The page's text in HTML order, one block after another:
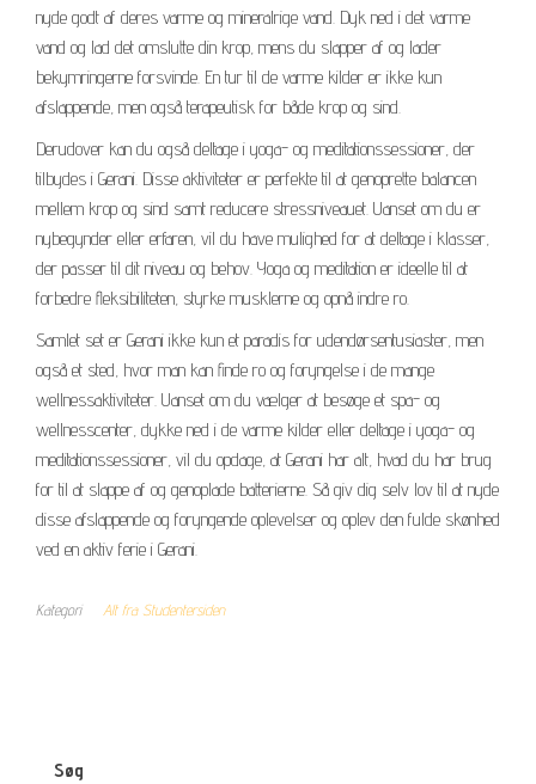
nyde godt af deres varme og mineralrige vand. Dyk ned i det varme
vand og lad det omslutte din krop, mens du slapper af og lader
bekymringerne forsvinde. En tur til de varme kilder er ikke kun
afslappende, men også terapeutisk for både krop og sind.
Derudover kan du også deltage i yoga- og meditationssessioner, der
tilbydes i Gerani. Disse aktiviteter er perfekte til at genoprette balancen
mellem krop og sind samt reducere stressniveauet. Uanset om du er
nybegynder eller erfaren, vil du have mulighed for at deltage i klasser,
der passer til dit niveau og behov. Yoga og meditation er ideelle til at
forbedre fleksibiliteten, styrke musklerne og opnå indre ro.
Samlet set er Gerani ikke kun et paradis for udendørsentusiaster, men
også et sted, hvor man kan finde ro og foryngelse i de mange
wellnessaktiviteter. Uanset om du vælger at besøge et spa- og
wellnesscenter, dykke ned i de varme kilder eller deltage i yoga- og
meditationssessioner, vil du opdage, at Gerani har alt, hvad du har brug
for til at slappe af og genoplade batterierne. Så giv dig selv lov til at nyde
disse afslappende og foryngende oplevelser og oplev den fulde skønhed
ved en aktiv ferie i Gerani.
Kategori Alt fra Studentersiden
Søg